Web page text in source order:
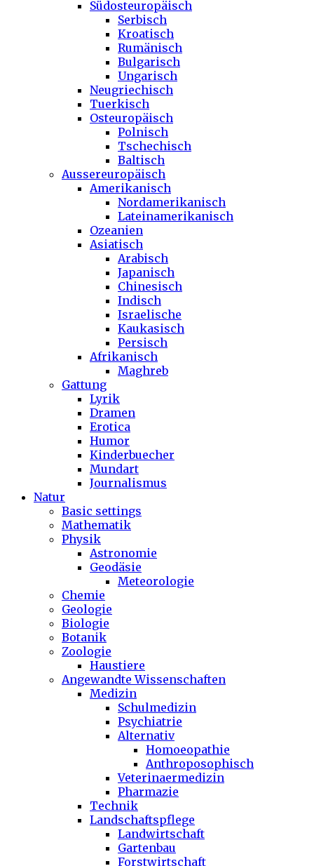
Südosteuropäisch
Serbisch
Kroatisch
Rumänisch
Bulgarisch
Ungarisch
Neugriechisch
Tuerkisch
Osteuropäisch
Polnisch
Tschechisch
Baltisch
Aussereuropäisch
Amerikanisch
Nordamerikanisch
Lateinamerikanisch
Ozeanien
Asiatisch
Arabisch
Japanisch
Chinesisch
Indisch
Israelische
Kaukasisch
Persisch
Afrikanisch
Maghreb
Gattung
Lyrik
Dramen
Erotica
Humor
Kinderbuecher
Mundart
Journalismus
Natur
Basic settings
Mathematik
Physik
Astronomie
Geodäsie
Meteorologie
Chemie
Geologie
Biologie
Botanik
Zoologie
Haustiere
Angewandte Wissenschaften
Medizin
Schulmedizin
Psychiatrie
Alternativ
Homoeopathie
Anthroposophisch
Veterinaermedizin
Pharmazie
Technik
Landschaftspflege
Landwirtschaft
Gartenbau
Forstwirtschaft